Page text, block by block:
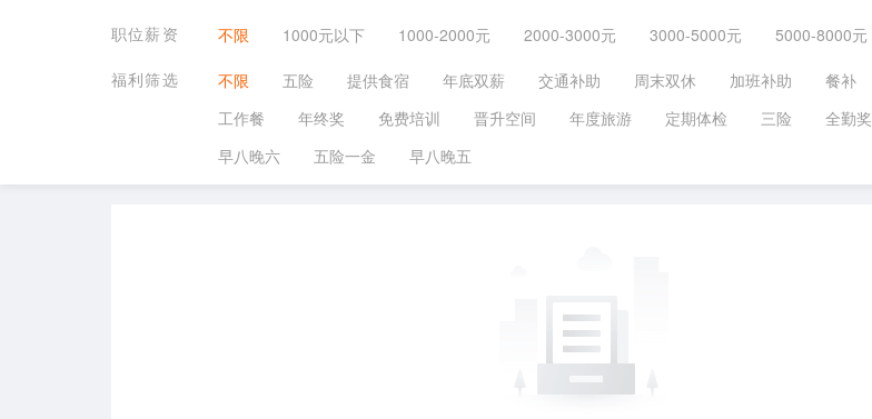
职位薪资
不限 1000元以下 1000-2000元 2000-3000元 3000-5000元 5000-8000元
福利筛选
不限 五险 提供食宿 年底双薪 交通补助 周末双休 加班补助 餐补
工作餐
年终奖 免费培训 晋升空间 年度旅游 定期体检 三险 全勤奖
早八晚六
五险一金 早八晚五